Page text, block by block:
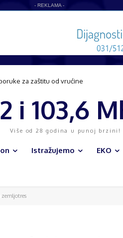
- REKLAMA -
za zaštitu od vrućine
i 103,6
Više od 28 godina u punoj brzini!
Istražujemo EKO